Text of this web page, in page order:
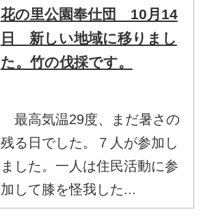
花の里公園奉仕団 10月14
日 新しい地域に移りまし
た。竹の伐採です。
最高気温29度、まだ暑さの
残る日でした。７人が参加し
ました。一人は住民活動に参
加して膝を怪我した...